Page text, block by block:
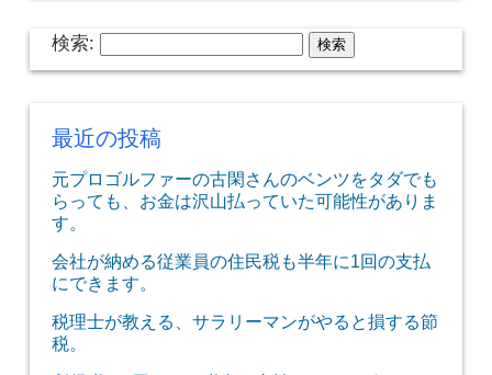
検索:
最近の投稿
元プロゴルファーの古閑さんのベンツをタダでも
らっても、お金は沢山払っていた可能性がありま
す。
会社が納める従業員の住民税も半年に1回の支払
にできます。
税理士が教える、サラリーマンがやると損する節
税。